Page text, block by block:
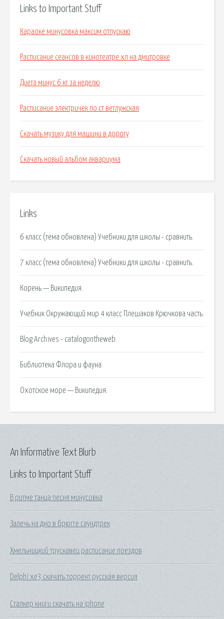
Links to Important Stuff
Караоке минусовка максим отпускаю
Расписание сеансов в кинотеатре хл на дмитровке
Диета минус 6 кг за неделю
Расписание электричек по ст ветлужская
Скачать музику для машини в дорогу
Скачать новый альбом аквариума
Links
6 класс (тема обновлена) Учебники для школы - сравнить.
7 класс (тема обновлена) Учебники для школы - сравнить.
Корень — Википедия.
Учебник Окружающий мир 4 класс Плешаков Крючкова часть.
Blog Archives - catalogontheweb.
Библиотека Флора и фауна.
Охотское море — Википедия.
Links to Important Stuff
В ритме танца песня минусовка
Залечь на дно в брюгге саундтрек
Хмельницкий трускавец расписание поездов
Delphi xe3 скачать торрент русская версия
Сталкер книги скачать на iphone
An Informative Text Blurb